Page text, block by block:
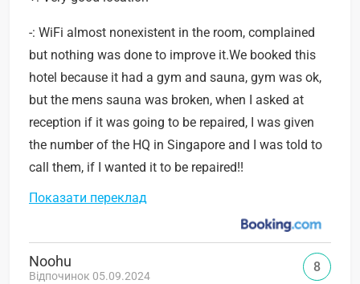
-: WiFi almost nonexistent in the room, complained
but nothing was done to improve it.We booked this
hotel because it had a gym and sauna, gym was ok,
but the mens sauna was broken, when I asked at
reception if it was going to be repaired, I was given
the number of the HQ in Singapore and I was told to
call them, if I wanted it to be repaired!!
Показати переклад
Noohu
Відпочинок 05.09.2024
8